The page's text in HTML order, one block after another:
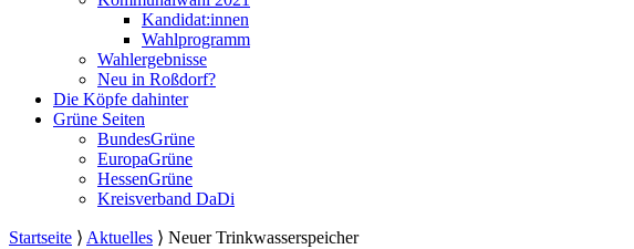
Kandidat:innen
Wahlprogramm
Wahlergebnisse
Neu in Roßdorf?
Die Köpfe dahinter
Grüne Seiten
BundesGrüne
EuropaGrüne
HessenGrüne
Kreisverband DaDi
Startseite ⟩ Aktuelles ⟩ Neuer Trinkwasserspeicher